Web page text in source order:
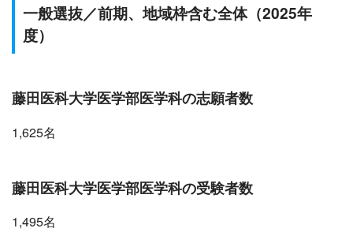
一般選抜／前期、地域枠含む全体（2025年
度）
藤田医科大学医学部医学科の志願者数
1,625名
藤田医科大学医学部医学科の受験者数
1,495名